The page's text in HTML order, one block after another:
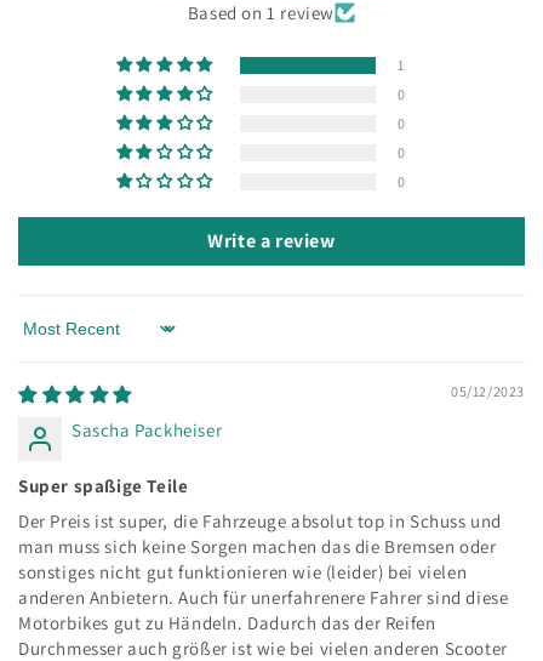
Based on 1 review
1
0
0
0
0
Write a review
Sort by
05/12/2023
Sascha Packheiser
Super spaßige Teile
Der Preis ist super, die Fahrzeuge absolut top in Schuss und
man muss sich keine Sorgen machen das die Bremsen oder
sonstiges nicht gut funktionieren wie (leider) bei vielen
anderen Anbietern. Auch für unerfahrenere Fahrer sind diese
Motorbikes gut zu Händeln. Dadurch das der Reifen
Durchmesser auch größer ist wie bei vielen anderen Scooter